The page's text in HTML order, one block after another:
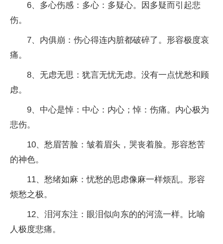
6、多心伤感：多心：多疑心。因多疑而引起悲
伤。
7、内俱崩：伤心得连内脏都破碎了。形容极度哀
痛。
8、无虑无思：犹言无忧无虑。没有一点忧愁和顾
虑。
9、中心是悼：中心：内心；悼：伤痛。内心极为
悲伤。
10、愁眉苦脸：皱着眉头，哭丧着脸。形容愁苦
的神色。
11、愁绪如麻：忧愁的思虑像麻一样烦乱。形容
烦愁之极。
12、泪河东注：眼泪似向东的的河流一样。比喻
人极度悲痛。